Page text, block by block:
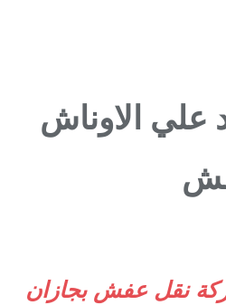
علي الاوناش
نقل عفش بجازان